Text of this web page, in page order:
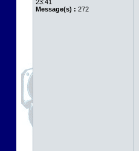
23:41
Message(s) : 272